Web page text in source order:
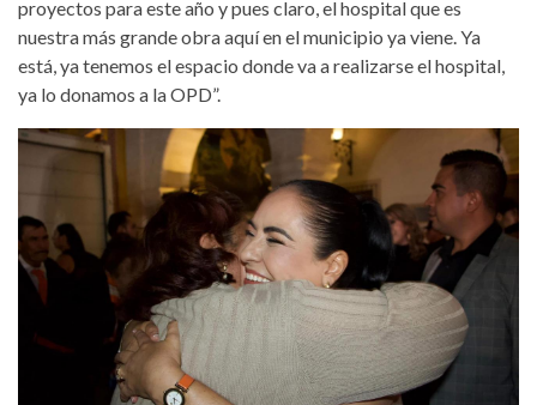
proyectos para este año y pues claro, el hospital que es
nuestra más grande obra aquí en el municipio ya viene. Ya
está, ya tenemos el espacio donde va a realizarse el hospital,
ya lo donamos a la OPD”.